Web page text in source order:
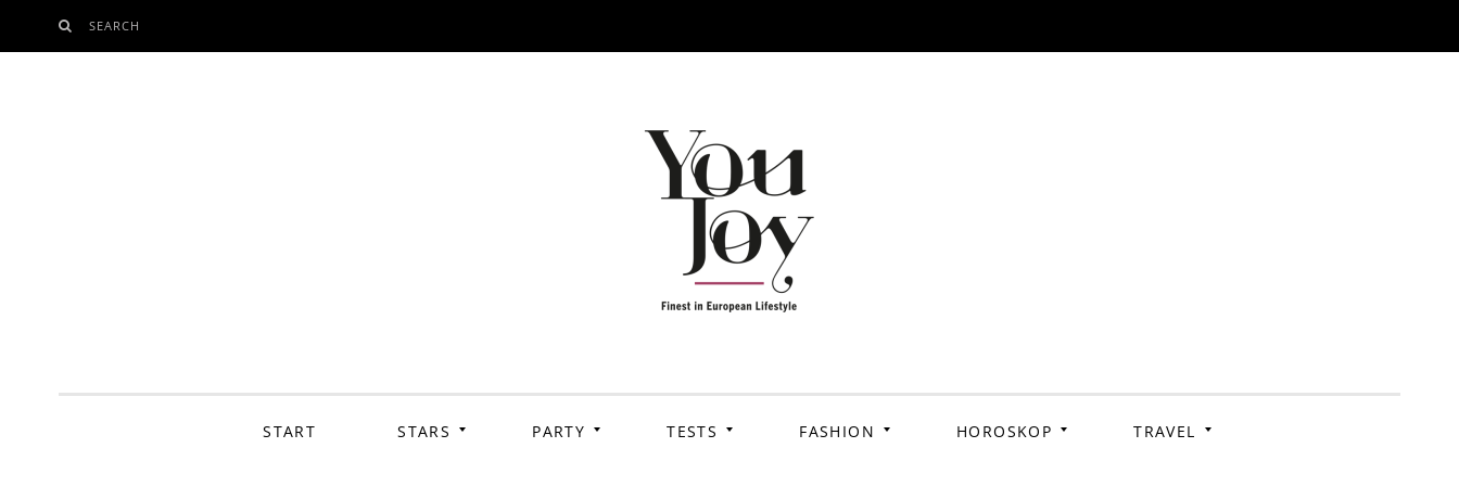
TO
SEARCH
START STARS PARTY TESTS FASHION HOROSKOP TRAVEL